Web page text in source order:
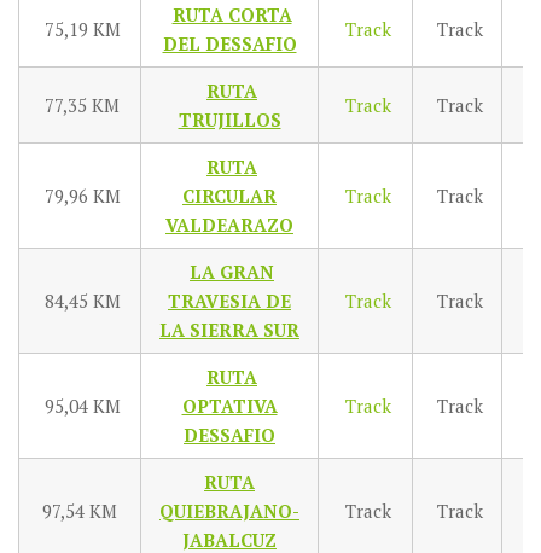
75,19 KM
RUTA CORTA
DEL DESSAFIO
Track Track
77,35 KM
RUTA
TRUJILLOS
Track Track
79,96 KM
RUTA
CIRCULAR
VALDEARAZO
Track Track
84,45 KM
LA GRAN
TRAVESIA DE
LA SIERRA SUR
Track Track
95,04 KM
RUTA
OPTATIVA
DESSAFIO
Track Track
97,54 KM
RUTA
QUIEBRAJANO-
JABALCUZ
Track Track